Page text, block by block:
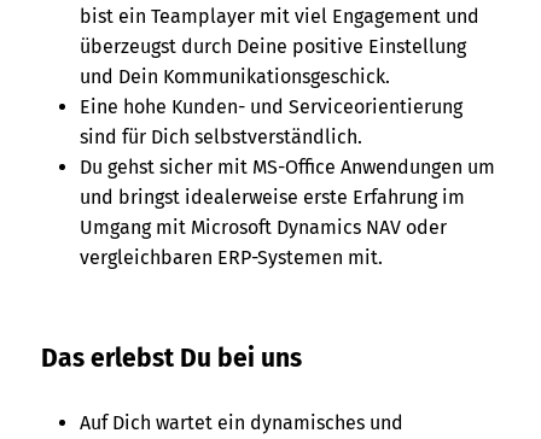
bist ein Teamplayer mit viel Engagement und
überzeugst durch Deine positive Einstellung
und Dein Kommunikationsgeschick.
Eine hohe Kunden- und Serviceorientierung
sind für Dich selbstverständlich.
Du gehst sicher mit MS-Office Anwendungen um
und bringst idealerweise erste Erfahrung im
Umgang mit Microsoft Dynamics NAV oder
vergleichbaren ERP-Systemen mit.
Das erlebst Du bei uns
Auf Dich wartet ein dynamisches und